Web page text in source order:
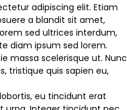
adipiscing elit. Etiam
a blandit sit amet,
sed ultrices interdum,
diam ipsum sed lorem.
massa scelerisque ut. Nunc
tristique quis sapien eu,
eu tincidunt erat